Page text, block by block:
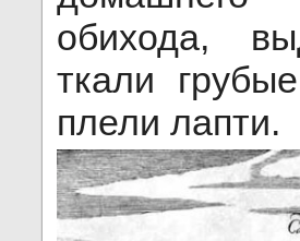
обихода,
ткали
плели лапти.